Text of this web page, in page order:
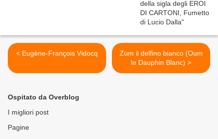
< Eugène-François Vidocq
Zum il delfino bianco (Oum
le Dauphin Blanc) >
Ospitato da Overblog
I migliori post
Pagine